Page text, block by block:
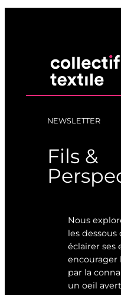
NEWSLETTER
Fils &
Nous
les
éclairer ses
par la
un oeil